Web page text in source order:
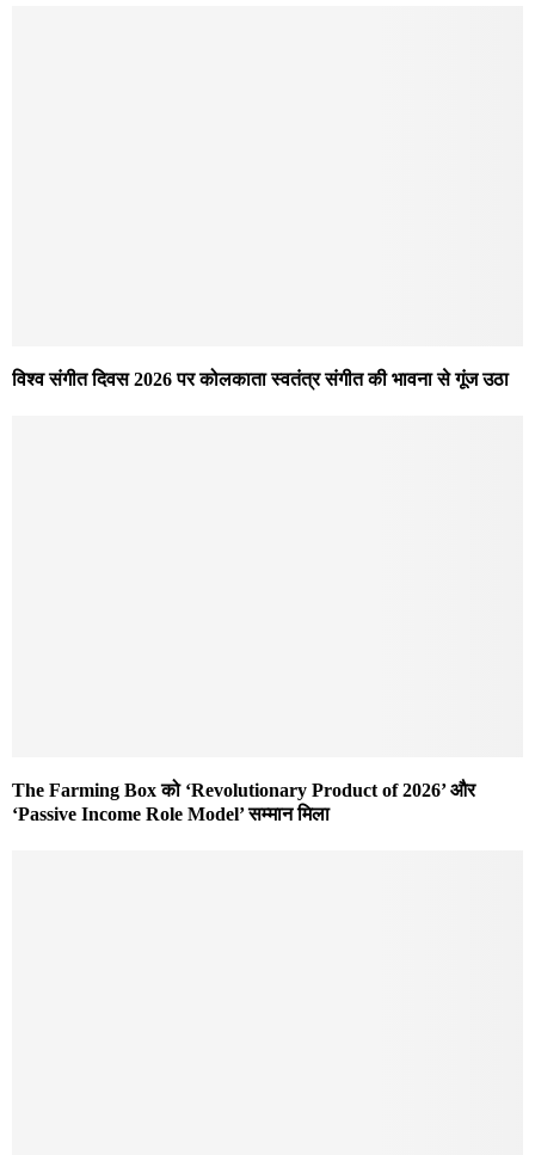
विश्व संगीत दिवस 2026 पर कोलकाता स्वतंत्र संगीत की भावना से गूंज उठा
The Farming Box को ‘Revolutionary Product of 2026’ और
‘Passive Income Role Model’ सम्मान मिला